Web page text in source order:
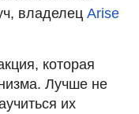
владелец Arise
которая
Лучше не
их